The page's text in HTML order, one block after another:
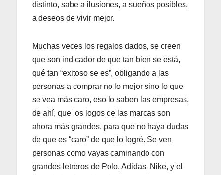
distinto, sabe a ilusiones, a sueños posibles,
a deseos de vivir mejor.
Muchas veces los regalos dados, se creen
que son indicador de que tan bien se está,
qué tan “exitoso se es”, obligando a las
personas a comprar no lo mejor sino lo que
se vea más caro, eso lo saben las empresas,
de ahí, que los logos de las marcas son
ahora más grandes, para que no haya dudas
de que es “caro” de que lo logré. Se ven
personas como vayas caminando con
grandes letreros de Polo, Adidas, Nike, y el